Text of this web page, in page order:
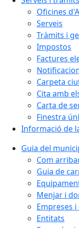
Oficines
Serveis
Tràmits i
Impostos
Factures
Carpeta
Cita amb
Carta de
Finestra
Informació de
Guia del
Com
Guia de
Menjar i
Empreses
Entitats